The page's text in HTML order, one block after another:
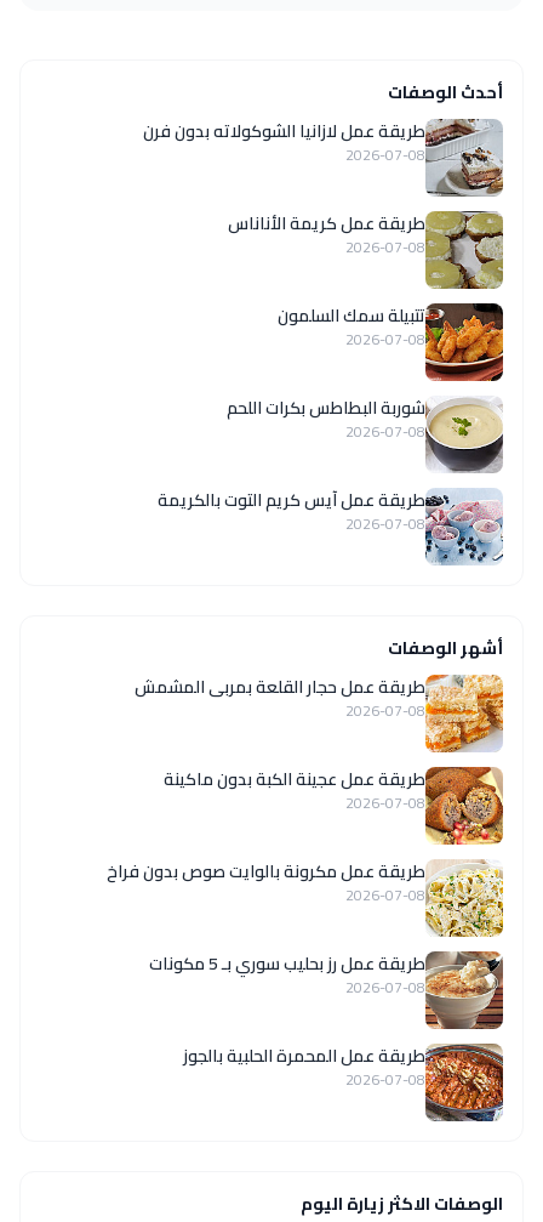
أحدث الوصفات
طريقة عمل لازانيا الشوكولاته بدون فرن
2026-07-08
طريقة عمل كريمة الأناناس
2026-07-08
تتبيلة سمك السلمون
2026-07-08
شوربة البطاطس بكرات اللحم
2026-07-08
طريقة عمل آيس كريم التوت بالكريمة
2026-07-08
أشهر الوصفات
طريقة عمل حجار القلعة بمربى المشمش
2026-07-08
طريقة عمل عجينة الكبة بدون ماكينة
2026-07-08
طريقة عمل مكرونة بالوايت صوص بدون فراخ
2026-07-08
طريقة عمل رز بحليب سوري بـ 5 مكونات
2026-07-08
طريقة عمل المحمرة الحلبية بالجوز
2026-07-08
الوصفات الاكثر زيارة اليوم